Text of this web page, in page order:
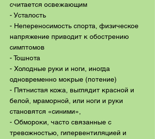
считается освежающим
- Усталость
- Непереносимость спорта, физическое
напряжение приводит к обострению
симптомов
- Тошнота
- Холодные руки и ноги, иногда
одновременно мокрые (потение)
- Пятнистая кожа, выглядит красной и
белой, мраморной, или ноги и руки
становятся «синими»,
- Обмороки, часто связанные с
тревожностью, гипервентиляцией и